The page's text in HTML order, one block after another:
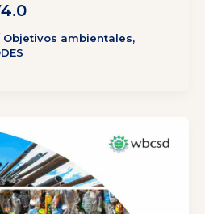
Objetivos ambientales,